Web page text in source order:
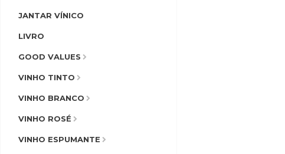
JANTAR VÍNICO
LIVRO
GOOD VALUES
VINHO TINTO
VINHO BRANCO
VINHO ROSÉ
VINHO ESPUMANTE